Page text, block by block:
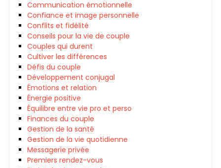
Communication émotionnelle
Confiance et image personnelle
Conflits et fidélité
Conseils pour la vie de couple
Couples qui durent
Cultiver les différences
Défis du couple
Développement conjugal
Émotions et relation
Énergie positive
Équilibre entre vie pro et perso
Finances du couple
Gestion de la santé
Gestion de la vie quotidienne
Messagerie privée
Premiers rendez-vous